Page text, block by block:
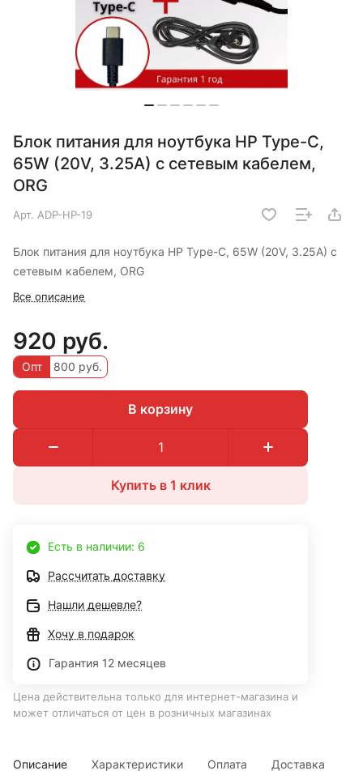
Блок питания для ноутбука HP Type-C,
65W (20V, 3.25A) с сетевым кабелем,
ORG
Арт. ADP-HP-19
Блок питания для ноутбука HP Type-C, 65W (20V, 3.25A) с
сетевым кабелем, ORG
Все описание
920 руб.
Опт 800 руб.
В корзину
Купить в 1 клик
Есть в наличии: 6
Рассчитать доставку
Нашли дешевле?
Хочу в подарок
Гарантия 12 месяцев
Цена действительна только для интернет-магазина и
может отличаться от цен в розничных магазинах
Описание Характеристики Оплата Доставка